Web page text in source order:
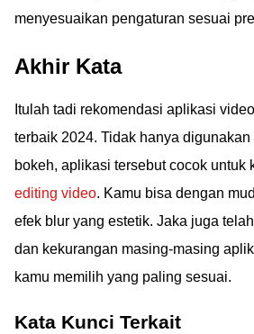
menyesuaikan pengaturan sesuai
Akhir Kata
Itulah tadi rekomendasi aplikasi
terbaik 2024. Tidak hanya digunakan
bokeh, aplikasi tersebut cocok untuk
editing video. Kamu bisa dengan
efek blur yang estetik. Jaka juga
dan kekurangan masing-masing
kamu memilih yang paling sesuai.
Kata Kunci Terkait